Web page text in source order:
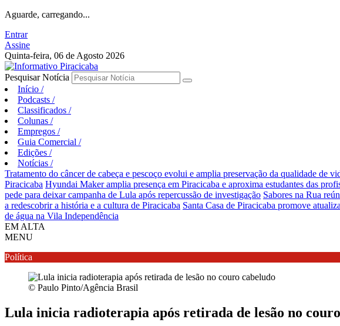
Aguarde, carregando...
Entrar
Assine
Quinta-feira, 06 de Agosto 2026
Pesquisar Notícia
Início /
Podcasts /
Classificados /
Colunas /
Empregos /
Guia Comercial /
Edições /
Notícias /
Tratamento do câncer de cabeça e pescoço evolui e amplia preservação da qualidade de
Piracicaba Hyundai Maker amplia presença em Piracicaba e aproxima estudantes das
pede para deixar campanha de Lula após repercussão de investigação Sabores na Rua
a redescobrir a história e a cultura de Piracicaba Santa Casa de Piracicaba promove
de água na Vila Independência
EM ALTA
MENU
Política
© Paulo Pinto/Agência Brasil
Lula inicia radioterapia após retirada de lesão no